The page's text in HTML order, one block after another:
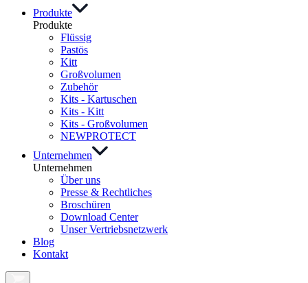
Produkte
Produkte
Flüssig
Pastös
Kitt
Großvolumen
Zubehör
Kits - Kartuschen
Kits - Kitt
Kits - Großvolumen
NEWPROTECT
Unternehmen
Unternehmen
Über uns
Presse & Rechtliches
Broschüren
Download Center
Unser Vertriebsnetzwerk
Blog
Kontakt